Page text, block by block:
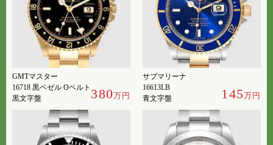
GMTマスター
16718 黒ベゼル Oベルト
黒文字盤
380万円
サブマリーナ
16613LB
青文字盤
145万円